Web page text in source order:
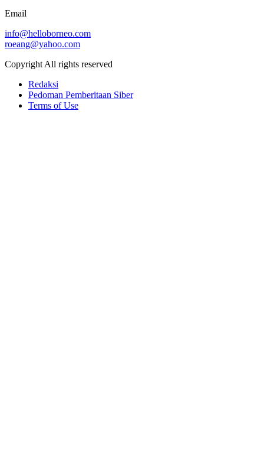
Email
info@helloborneo.com
roeang@yahoo.com
Copyright All rights reserved
Redaksi
Pedoman Pemberitaan Siber
Terms of Use